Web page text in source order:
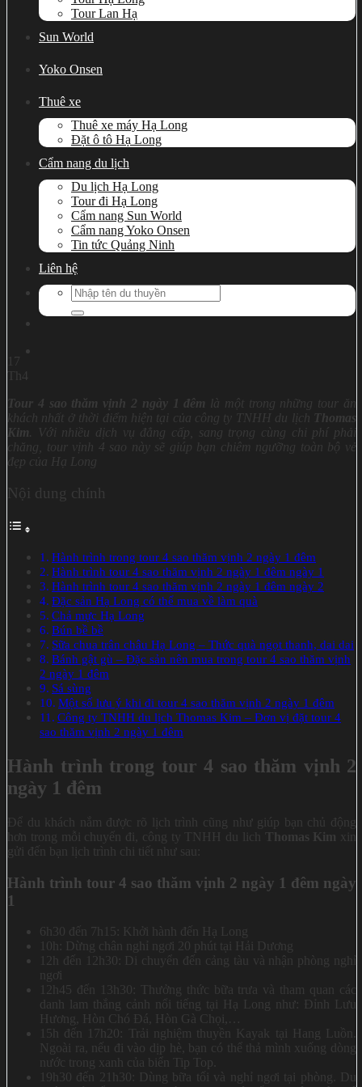
Tour Lan Hạ
Sun World
Yoko Onsen
Thuê xe
Thuê xe máy Hạ Long
Đặt ô tô Hạ Long
Cẩm nang du lịch
Du lịch Hạ Long
Tour đi Hạ Long
Cẩm nang Sun World
Cẩm nang Yoko Onsen
Tin tức Quảng Ninh
Liên hệ
Search
for:
17
Th4
Tour 4 sao thăm vịnh 2 ngày 1 đêm là một trong những tour ăn
khách nhất ở thời điểm hiện tại của công ty TNHH du lịch Thomas
Kim. Với nhiều dịch vụ đẳng cấp, sang trọng cùng chi phí phải
chăng, tour vịnh 4 sao này sẽ giúp bạn chiêm ngưỡng toàn bộ vẻ
đẹp của Hạ Long
Nội dung chính
Hành trình trong tour 4 sao thăm vịnh 2 ngày 1 đêm
Hành trình tour 4 sao thăm vịnh 2 ngày 1 đêm ngày 1
Hành trình tour 4 sao thăm vịnh 2 ngày 1 đêm ngày 2
Đặc sản Hạ Long có thể mua về làm quà
Chả mực Hạ Long
Bún bề bề
Sữa chua trân châu Hạ Long – Thức quà ngọt thanh, dai dai
Bánh gật gù – Đặc sản nên mua trong tour 4 sao thăm vịnh
2 ngày 1 đêm
Sá sùng
Một số lưu ý khi đi tour 4 sao thăm vịnh 2 ngày 1 đêm
Công ty TNHH du lịch Thomas Kim – Đơn vị đặt tour 4
sao thăm vịnh 2 ngày 1 đêm
Hành trình trong tour 4 sao thăm vịnh 2
ngày 1 đêm
Để du khách nắm được rõ lịch trình cũng như giúp bạn chủ động
hơn trong mỗi chuyến đi, công ty TNHH du lich
Thomas Kim xin
gửi đến bạn lịch trình chi tiết như sau:
Hành trình tour 4 sao thăm vịnh 2 ngày 1 đêm ngày
1
6h30 đến 7h15: Khởi hành đến Hạ Long
10h: Dừng chân nghỉ ngơi 20 phút tại Hải Dương
12h đến 12h30: Di chuyển đến cảng tàu và nhận phòng nghỉ
ngơi
12h45 đến 13h30: Thưởng thức bữa trưa và tham quan các
danh lam thắng cảnh nổi tiếng tại Hạ Long như: Đỉnh Lưu
Hương, Hòn Chó Đá, Hòn Gà Chọi,…
15h đến 17h20: Trải nghiệm thuyền Kayak tại Hang Luồn.
Ngoài ra, nếu đi vào dịp hè, bạn có thể thả mình xuống dòng
nước trong xanh của biển Tip Top.
19h30 đến 21h30: Dùng bữa tối và nghỉ ngơi tại phòng. Du